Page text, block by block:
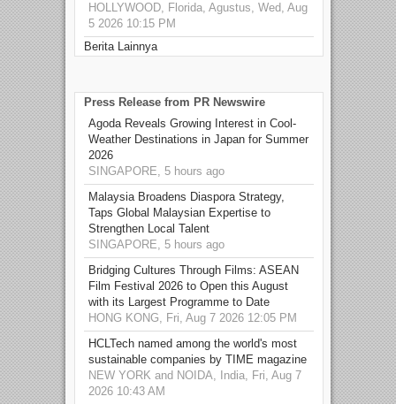
HOLLYWOOD, Florida, Agustus, Wed, Aug
5 2026 10:15 PM
Berita Lainnya
Press Release from PR Newswire
Agoda Reveals Growing Interest in Cool-
Weather Destinations in Japan for Summer
2026
SINGAPORE, 5 hours ago
Malaysia Broadens Diaspora Strategy,
Taps Global Malaysian Expertise to
Strengthen Local Talent
SINGAPORE, 5 hours ago
Bridging Cultures Through Films: ASEAN
Film Festival 2026 to Open this August
with its Largest Programme to Date
HONG KONG, Fri, Aug 7 2026 12:05 PM
HCLTech named among the world's most
sustainable companies by TIME magazine
NEW YORK and NOIDA, India, Fri, Aug 7
2026 10:43 AM